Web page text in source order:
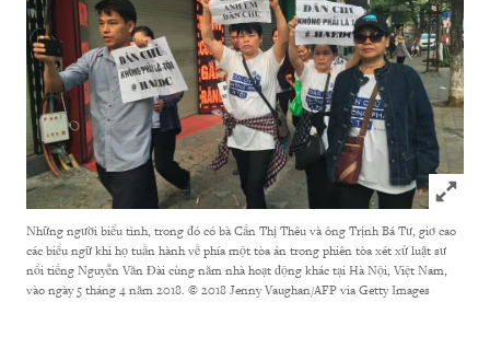
Click to
Những người biểu tình, trong đó có bà Cấn Thị Thêu và ông Trịnh Bá Tư, giơ cao
các biểu ngữ khi họ tuần hành về phía một tòa án trong phiên tòa xét xử luật sư
nổi tiếng Nguyễn Văn Đài cùng năm nhà hoạt động khác tại Hà Nội, Việt Nam,
vào ngày 5 tháng 4 năm 2018. © 2018 Jenny Vaughan/AFP via Getty Images